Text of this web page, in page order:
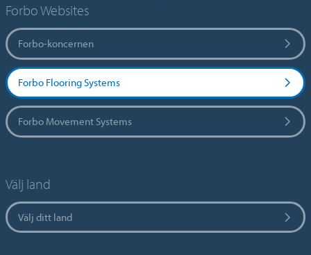
Forbo Websites
Forbo-koncernen
Forbo Flooring Systems
Forbo Movement Systems
Välj land
Välj ditt land